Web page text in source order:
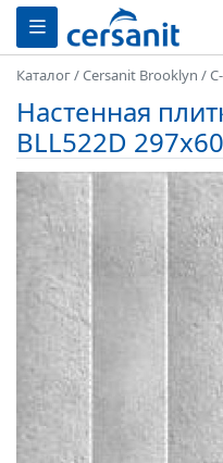
Каталог/Cersanit Brooklyn /
Настенная
BLL522D